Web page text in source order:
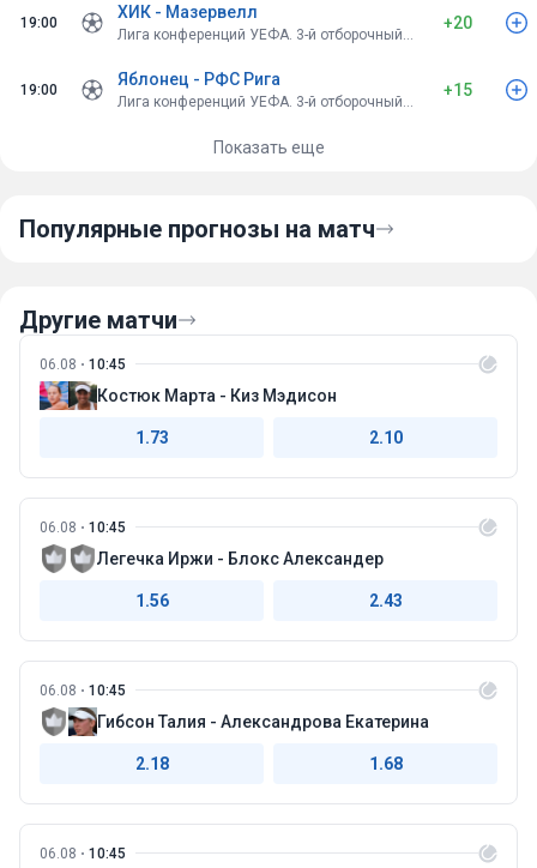
19:00
ХИК - Мазервелл
+20
19:00
Яблонец - РФС Рига
+15
Показать еще
Популярные прогнозы на матч
Другие матчи
06.08 10:45
Костюк Марта - Киз Мэдисон
1.73 2.10
06.08 10:45
Легечка Иржи - Блокс Александер
1.56 2.43
06.08 10:45
Гибсон Талия - Александрова Екатерина
2.18 1.68
06.08 10:45